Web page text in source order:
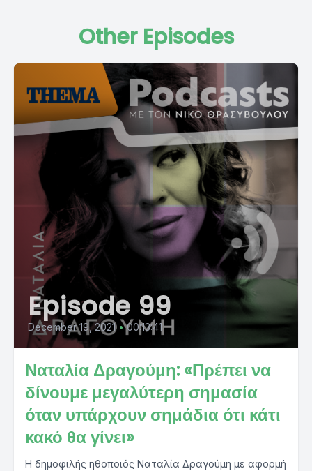
Other Episodes
Episode 99
December 19, 2021 • 00:13:41
Ναταλία Δραγούμη: «Πρέπει να
δίνουμε μεγαλύτερη σημασία
όταν υπάρχουν σημάδια ότι κάτι
κακό θα γίνει»
Η δημοφιλής ηθοποιός Ναταλία Δραγούμη με αφορμή